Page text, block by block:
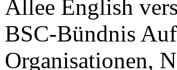
Allee English
BSC-Bündnis
Organisationen,